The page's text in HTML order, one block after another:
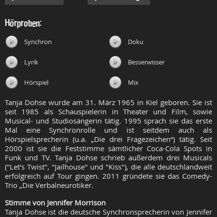
Hörproben:
Synchron Doku
Lyrik Besserwisser
Hörspiel Mix
Tanja Dohse wurde am 31. März 1965 in Kiel geboren. Sie ist
seit 1985 als Schauspielerin in Theater und Film, sowie
Musical- und Studiosängerin tätig. 1995 sprach sie das erste
Mal eine Synchronrolle und ist seitdem auch als
Hörspielsprecherin (u.a. „Die drei Fragezeichen“) tätig. Seit
2000 ist sie die Feststimme sämtlicher Coca-Cola Spots in
Funk und TV. Tanja Dohse schrieb außerdem drei Musicals
("Let’s Twist", "Jailhouse" und "Kiss"), die alle deutschlandweit
erfolgreich auf Tour gingen. 2011 gründete sie das Comedy-
Trio „Die Verbalneurotiker.
Stimme von Jennifer Morrison
Tanja Dohse ist die deutsche Synchronsprecherin von Jennifer